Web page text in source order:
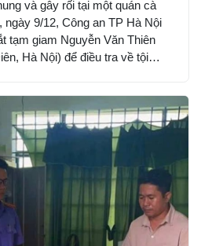
và gây rối tại một quán cà
9/12, Công an TP Hà Nội
tạm giam Nguyễn Văn Thiên
Hà Nội) để điều tra về tội